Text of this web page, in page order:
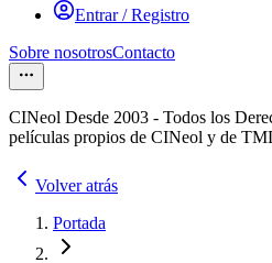
Entrar / Registro
Sobre nosotrosContacto
CINeol Desde 2003 - Todos los
películas propios de CINeol y de
Volver atrás
Portada